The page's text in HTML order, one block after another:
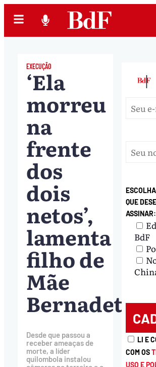
EXECUÇÃO
‘Ela
morreu
na
frente
dos
dois
netos’,
lamenta
filho de
Mãe
Bernadete
Desde que passou a
receber ameaças de
morte, a líder
quilombola instalou
|
QUE
ASSINAR:
BdF
LI E
COM OS
USO E